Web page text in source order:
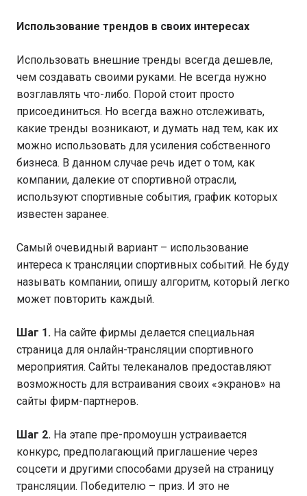
Использование трендов в своих интересах
Использовать внешние тренды всегда дешевле,
чем создавать своими руками. Не всегда нужно
возглавлять что-либо. Порой стоит просто
присоединиться. Но всегда важно отслеживать,
какие тренды возникают, и думать над тем, как их
можно использовать для усиления собственного
бизнеса. В данном случае речь идет о том, как
компании, далекие от спортивной отрасли,
используют спортивные события, график которых
известен заранее.
Самый очевидный вариант – использование
интереса к трансляции спортивных событий. Не буду
называть компании, опишу алгоритм, который легко
может повторить каждый.
Шаг 1. На сайте фирмы делается специальная
страница для онлайн-трансляции спортивного
мероприятия. Сайты телеканалов предоставляют
возможность для встраивания своих «экранов» на
сайты фирм-партнеров.
Шаг 2. На этапе пре-промоушн устраивается
конкурс, предполагающий приглашение через
соцсети и другими способами друзей на страницу
трансляции. Победителю – приз. И это не